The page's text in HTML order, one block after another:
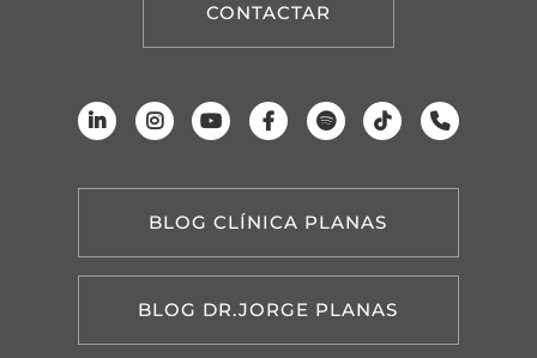
CONTACTAR
BLOG CLÍNICA PLANAS
BLOG DR.JORGE PLANAS